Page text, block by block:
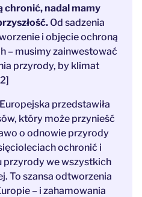
chronić, nadal mamy
Od sadzenia
i objęcie ochroną
– musimy zainwestować
przyrody, by klimat
przedstawiła
który może przynieść
o odnowie przyrody
ochronić i
we wszystkich
To szansa odtworzenia
– i zahamowania